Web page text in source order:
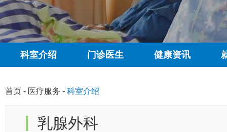
科室介绍 门诊医生 健康资讯
首页 - 医疗服务 - 科室介绍
乳腺外科